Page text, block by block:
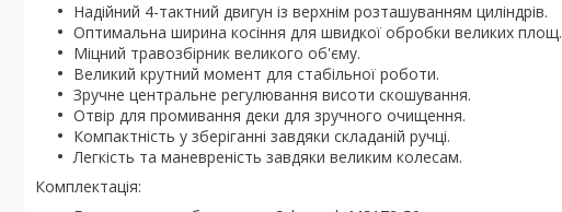
Надійний 4-тактний двигун із верхнім розташуванням циліндрів.
Оптимальна ширина косіння для швидкої обробки великих площ.
Міцний травозбірник великого об'єму.
Великий крутний момент для стабільної роботи.
Зручне центральне регулювання висоти скошування.
Отвір для промивання деки для зручного очищення.
Компактність у зберіганні завдяки складаній ручці.
Легкість та маневреність завдяки великим колесам.
Комплектація: